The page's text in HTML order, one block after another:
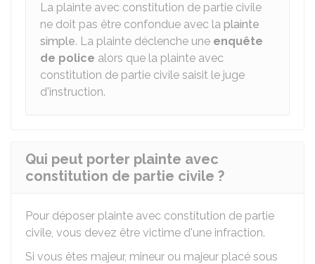
La plainte avec constitution de partie civile
ne doit pas être confondue avec la plainte
simple. La plainte déclenche une enquête
de police alors que la plainte avec
constitution de partie civile saisit le juge
d'instruction.
Qui peut porter plainte avec
constitution de partie civile ?
Pour déposer plainte avec constitution de partie
civile, vous devez être victime d'une infraction.
Si vous êtes majeur, mineur ou majeur placé sous